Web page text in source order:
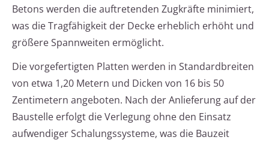
Betons werden die auftretenden Zugkräfte minimiert,
was die Tragfähigkeit der Decke erheblich erhöht und
größere Spannweiten ermöglicht.
Die vorgefertigten Platten werden in Standardbreiten
von etwa 1,20 Metern und Dicken von 16 bis 50
Zentimetern angeboten. Nach der Anlieferung auf der
Baustelle erfolgt die Verlegung ohne den Einsatz
aufwendiger Schalungssysteme, was die Bauzeit